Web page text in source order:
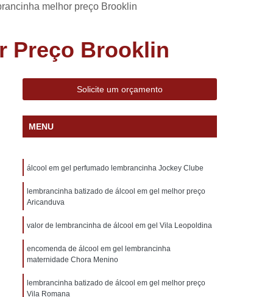
Personalizado
Bem Nascidos Batizado
na Caixinha
Bem Nascidos na Fralda
Bem Nascidos para Maternidade
Charuto de Chocolate Belga
Charuto de Chocolate de Maternidade
de Maternidade
Charuto de Chocolate para Maternidade
Charuto de Chocolate Personalizado
Lembrancinha de Casamento Barata
Casamento Personalizada
Lembrancinhas de Casamento Diferentes
melhor preço Brooklin
Preço Brooklin
Solicite um orçamento
MENU
álcool em gel perfumado lembrancinha Jockey Clube
lembrancinha batizado de álcool em gel melhor preço
Aricanduva
valor de lembrancinha de álcool em gel Vila Leopoldina
encomenda de álcool em gel lembrancinha
maternidade Chora Menino
lembrancinha batizado de álcool em gel melhor preço
Vila Romana